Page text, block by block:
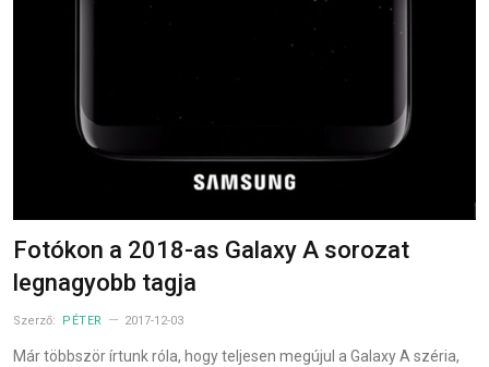
Fotókon a 2018-as Galaxy A sorozat
legnagyobb tagja
Szerző: PÉTER 2017-12-03
Már többször írtunk róla, hogy teljesen megújul a Galaxy A széria,